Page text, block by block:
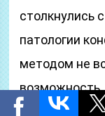
столкнулись
патологии
методом не
возможность.